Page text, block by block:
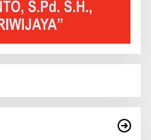
2025–2030